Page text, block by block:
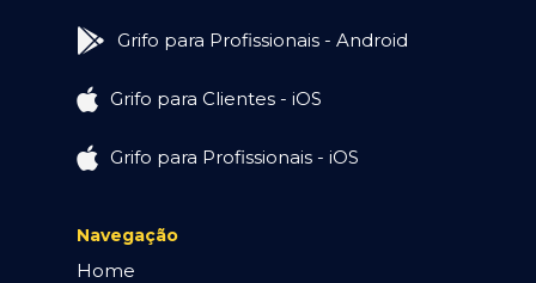
Grifo para Profissionais - Android
Grifo para Clientes - iOS
Grifo para Profissionais - iOS
Navegação
Home